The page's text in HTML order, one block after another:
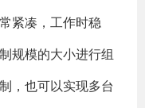
紧凑，工作时稳
规模的大小进行组
，也可以实现多台